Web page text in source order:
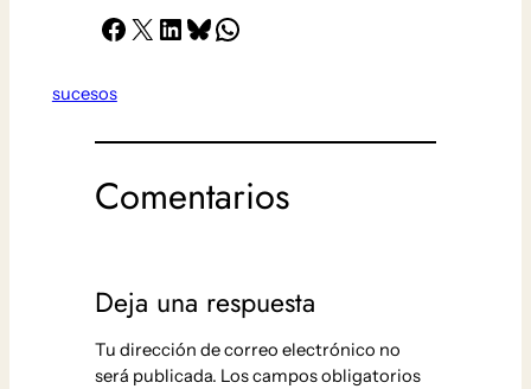
Facebook
X LinkedIn
Bluesky
sucesos
Comentarios
Deja una respuesta
Tu dirección de correo electrónico no
será publicada. Los campos obligatorios